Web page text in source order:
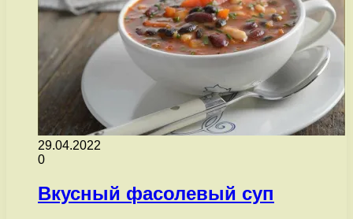
29.04.2022
0
Вкусный фасолевый суп